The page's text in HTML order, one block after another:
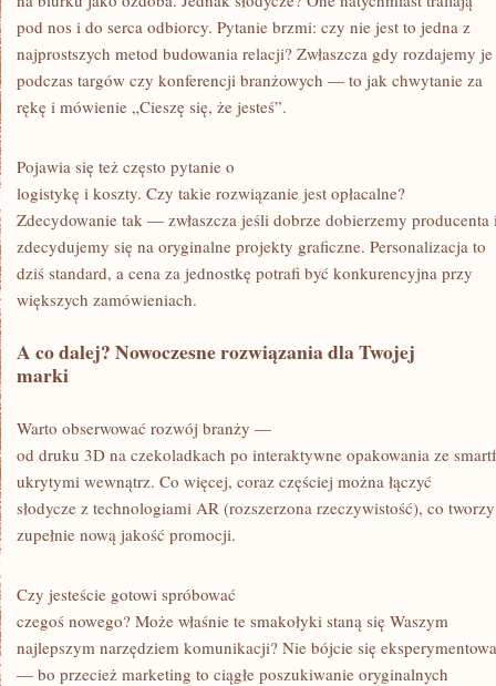
pod nos i do serca odbiorcy. Pytanie brzmi: czy nie jest to jedna z
najprostszych metod budowania relacji? Zwłaszcza gdy rozdajemy je
podczas targów czy konferencji branżowych — to jak chwytanie za
rękę i mówienie „Cieszę się, że jesteś”.
Pojawia się też często pytanie o
logistykę i koszty. Czy takie rozwiązanie jest opłacalne?
Zdecydowanie tak — zwłaszcza jeśli dobrze dobierzemy producenta
zdecydujemy się na oryginalne projekty graficzne. Personalizacja to
dziś standard, a cena za jednostkę potrafi być konkurencyjna przy
większych zamówieniach.
A co dalej? Nowoczesne rozwiązania dla Twojej
marki
Warto obserwować rozwój branży —
od druku 3D na czekoladkach po interaktywne opakowania ze
ukrytymi wewnątrz. Co więcej, coraz częściej można łączyć
słodycze z technologiami AR (rozszerzona rzeczywistość), co tworzy
zupełnie nową jakość promocji.
Czy jesteście gotowi spróbować
czegoś nowego? Może właśnie te smakołyki staną się Waszym
najlepszym narzędziem komunikacji? Nie bójcie się
— bo przecież marketing to ciągłe poszukiwanie oryginalnych